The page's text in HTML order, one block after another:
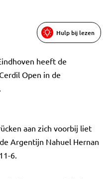
Hulp bij lezen
heeft de
Open in de
aan zich voorbij liet
Argentijn Nahuel Hernan
6.